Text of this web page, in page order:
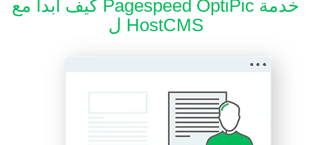
كيف أبدأ مع Pagespeed OptiPic خدمة
ل HostCMS